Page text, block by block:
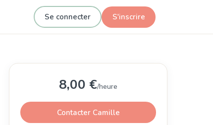
Se connecter S'inscrire
8,00 €/heure
Contacter Camille